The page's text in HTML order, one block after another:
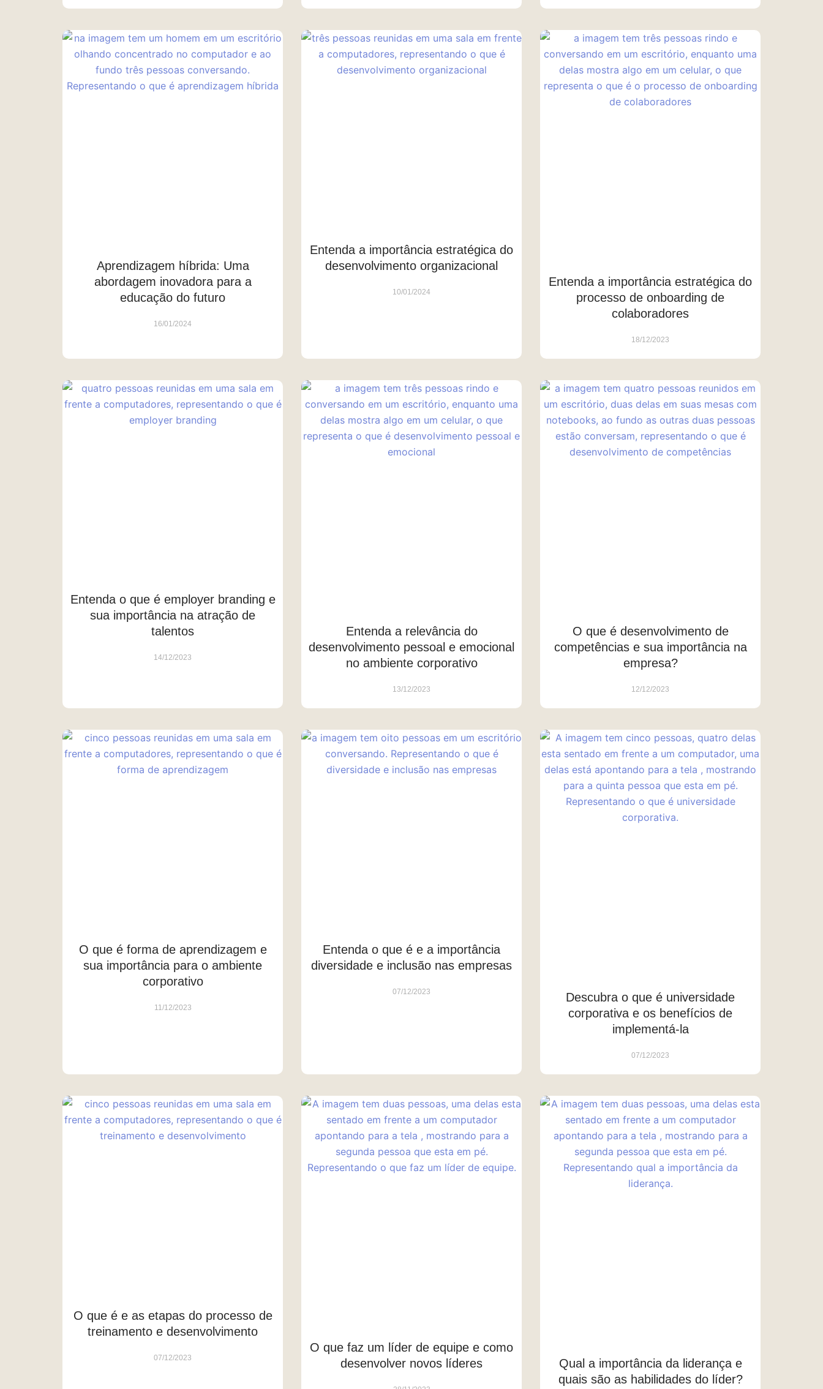
Aprendizagem híbrida: Uma
abordagem inovadora para a
educação do futuro
16/01/2024
Entenda a importância estratégica do
desenvolvimento organizacional
10/01/2024
Entenda a importância estratégica do
processo de onboarding de
colaboradores
18/12/2023
Entenda o que é employer branding e
sua importância na atração de
talentos
14/12/2023
Entenda a relevância do
desenvolvimento pessoal e emocional
no ambiente corporativo
13/12/2023
O que é desenvolvimento de
competências e sua importância na
empresa?
12/12/2023
O que é forma de aprendizagem e
sua importância para o ambiente
corporativo
11/12/2023
Entenda o que é e a importância
diversidade e inclusão nas empresas
07/12/2023
Descubra o que é universidade
corporativa e os benefícios de
implementá-la
07/12/2023
O que é e as etapas do processo de
treinamento e desenvolvimento
07/12/2023
O que faz um líder de equipe e como
desenvolver novos líderes
Qual a importância da liderança e
quais são as habilidades do líder?